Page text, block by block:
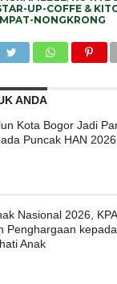
UP-COFFE &
NONGKRONG
ANDA
Kota Bogor Jadi
Puncak HAN 2026
Nasional 2026,
Penghargaan
Anak